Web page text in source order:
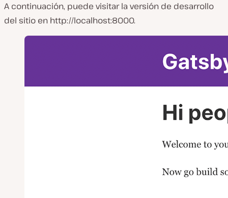
A continuación, puede visitar la versión de desarrollo
del sitio en http://localhost:8000.